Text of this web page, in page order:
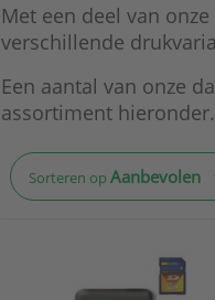
Met een deel van
verschillende
Een aantal van onze
assortiment hieronder.
Sorteren op Aanbevolen